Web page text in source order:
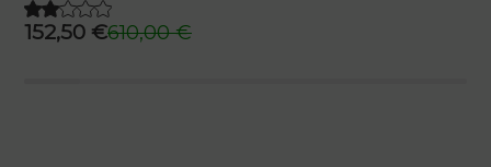
610,00€
152,50 €